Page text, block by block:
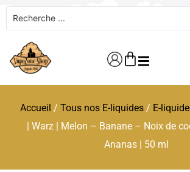
Accueil / Tous nos E-liquides / E-
| Warz | Melon – Banane – Noix de
Ananas | 50 ml